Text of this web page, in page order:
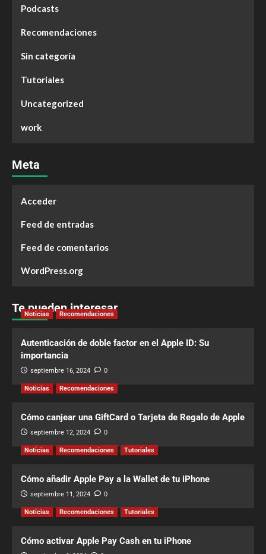
Podcasts
Recomendaciones
Sin categoría
Tutoriales
Uncategorized
work
Meta
Acceder
Feed de entradas
Feed de comentarios
WordPress.org
Te pueden interesar
Noticias Recomendaciones
Autenticación de doble factor en el Apple ID: Su
importancia
septiembre 16, 2024 0
Noticias Recomendaciones
Cómo canjear una GiftCard o Tarjeta de Regalo de Apple
septiembre 12, 2024 0
Noticias Recomendaciones Tutoriales
Cómo añadir Apple Pay a la Wallet de tu iPhone
septiembre 11, 2024 0
Noticias Recomendaciones Tutoriales
Cómo activar Apple Pay Cash en tu iPhone